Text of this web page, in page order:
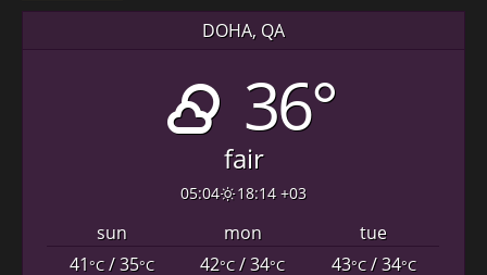
DOHA, QA
36°
fair
05:04 18:14 +03
sun mon
tue
41°C/ 35°C 42°C/ 34°C 43°C/ 34°C